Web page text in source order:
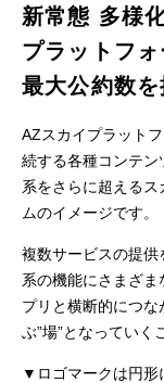
保安センター向
スマホ・タブレッ
アウトソーシング
アクアウイング
エルウエーブ
BtoBtoC向けサービ
BtoBtoC向けサービス
Web会員サービス・
LINE公式アカウン
ホームページ作成
システムサポート
新常態 多様
プラットフォ
最大公約数
AZスカイプラット
続する各種コンテ
系をさらに超える
ムのイメージです。
複数サービスの提
系の機能にさまざ
プリと横断的につ
ぶ”場”となっていく
ロゴマークは円